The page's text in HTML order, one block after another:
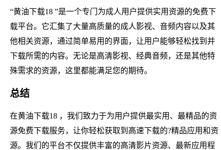
“黄油下载18 ”是一个专门为成人用户提供实用资源的免费下
载平台。它汇集了大量高质量的成人影视、音频内容以及其
他相关资源，通过简单易用的界面，让用户能够轻松找到并
下载所需的内容。无论是高清影视、经典音频，还是其他特
殊需求的资源，这里都能满足您的期待。
总结
在黄油下载18 ，我们致力于为用户提供最实用、最精品的资
源免费下载服务，让你轻松获取到高速下载的?精品应用和资
源。我们的平台不仅提供丰富的高清影片资源、最新应用程